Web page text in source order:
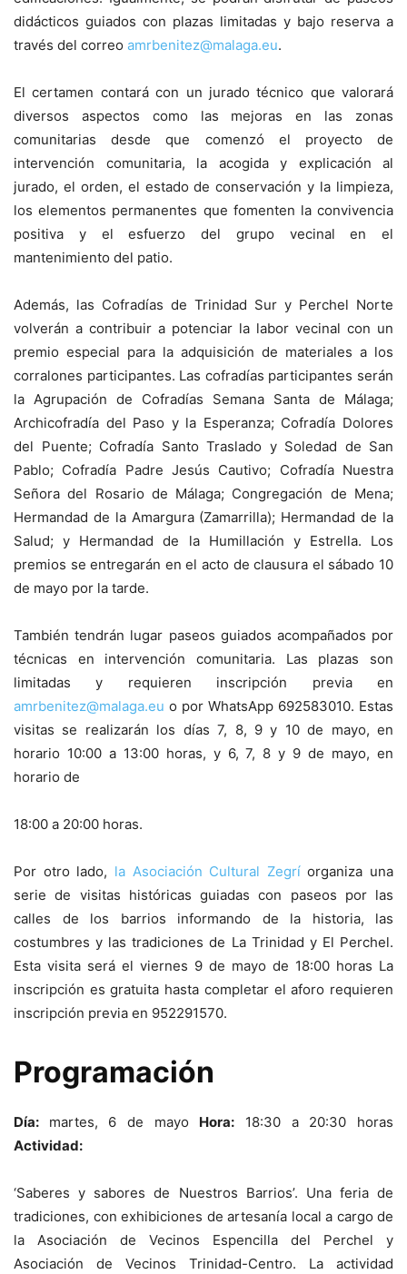
didácticos guiados con plazas limitadas y bajo reserva a
través del correo amrbenitez@malaga.eu.
El certamen contará con un jurado técnico que valorará
diversos aspectos como las mejoras en las zonas
comunitarias desde que comenzó el proyecto de
intervención comunitaria, la acogida y explicación al
jurado, el orden, el estado de conservación y la limpieza,
los elementos permanentes que fomenten la convivencia
positiva y el esfuerzo del grupo vecinal en el
mantenimiento del patio.
Además, las Cofradías de Trinidad Sur y Perchel Norte
volverán a contribuir a potenciar la labor vecinal con un
premio especial para la adquisición de materiales a los
corralones participantes. Las cofradías participantes serán
la Agrupación de Cofradías Semana Santa de Málaga;
Archicofradía del Paso y la Esperanza; Cofradía Dolores
del Puente; Cofradía Santo Traslado y Soledad de San
Pablo; Cofradía Padre Jesús Cautivo; Cofradía Nuestra
Señora del Rosario de Málaga; Congregación de Mena;
Hermandad de la Amargura (Zamarrilla); Hermandad de la
Salud; y Hermandad de la Humillación y Estrella. Los
premios se entregarán en el acto de clausura el sábado 10
de mayo por la tarde.
También tendrán lugar paseos guiados acompañados por
técnicas en intervención comunitaria. Las plazas son
limitadas y requieren inscripción previa en
amrbenitez@malaga.eu o por WhatsApp 692583010. Estas
visitas se realizarán los días 7, 8, 9 y 10 de mayo, en
horario 10:00 a 13:00 horas, y 6, 7, 8 y 9 de mayo, en
horario de
18:00 a 20:00 horas.
Por otro lado, la Asociación Cultural Zegríorganiza una
serie de visitas históricas guiadas con paseos por las
calles de los barrios informando de la historia, las
costumbres y las tradiciones de La Trinidad y El Perchel.
Esta visita será el viernes 9 de mayo de 18:00 horas La
inscripción es gratuita hasta completar el aforo requieren
inscripción previa en 952291570.
Programación
Día: martes, 6 de mayo Hora: 18:30 a 20:30 horas
Actividad:
‘Saberes y sabores de Nuestros Barrios’. Una feria de
tradiciones, con exhibiciones de artesanía local a cargo de
la Asociación de Vecinos Espencilla del Perchel y
Asociación de Vecinos Trinidad-Centro. La actividad